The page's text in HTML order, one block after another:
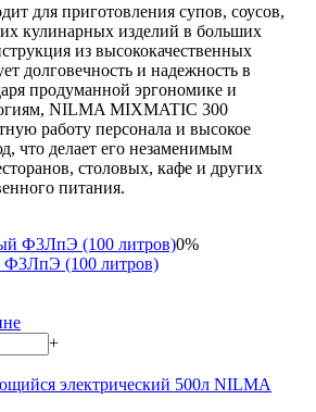
для приготовления супов, соусов,
кулинарных изделий в больших
из высококачественных
долговечность и надежность в
продуманной эргономике и
NILMA MIXMATIC 300
работу персонала и высокое
что делает его незаменимым
столовых, кафе и других
питания.
0%
Ф3ЛпЭ (100 литров)
+